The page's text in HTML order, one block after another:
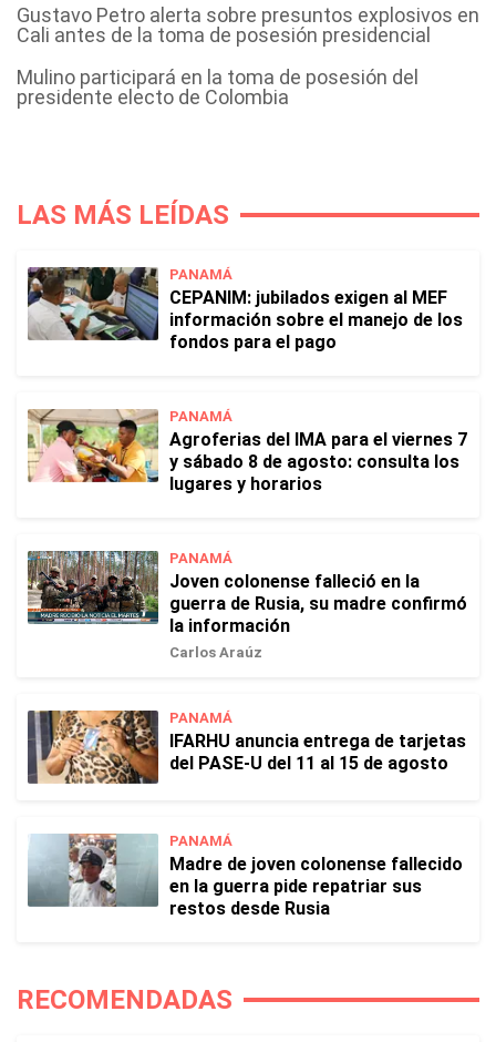
Gustavo Petro alerta sobre presuntos explosivos en
Cali antes de la toma de posesión presidencial
Mulino participará en la toma de posesión del
presidente electo de Colombia
LAS MÁS LEÍDAS
PANAMÁ
CEPANIM: jubilados exigen al MEF
información sobre el manejo de los
fondos para el pago
PANAMÁ
Agroferias del IMA para el viernes 7
y sábado 8 de agosto: consulta los
lugares y horarios
PANAMÁ
Joven colonense falleció en la
guerra de Rusia, su madre confirmó
la información
Carlos Araúz
PANAMÁ
IFARHU anuncia entrega de tarjetas
del PASE-U del 11 al 15 de agosto
PANAMÁ
Madre de joven colonense fallecido
en la guerra pide repatriar sus
restos desde Rusia
RECOMENDADAS